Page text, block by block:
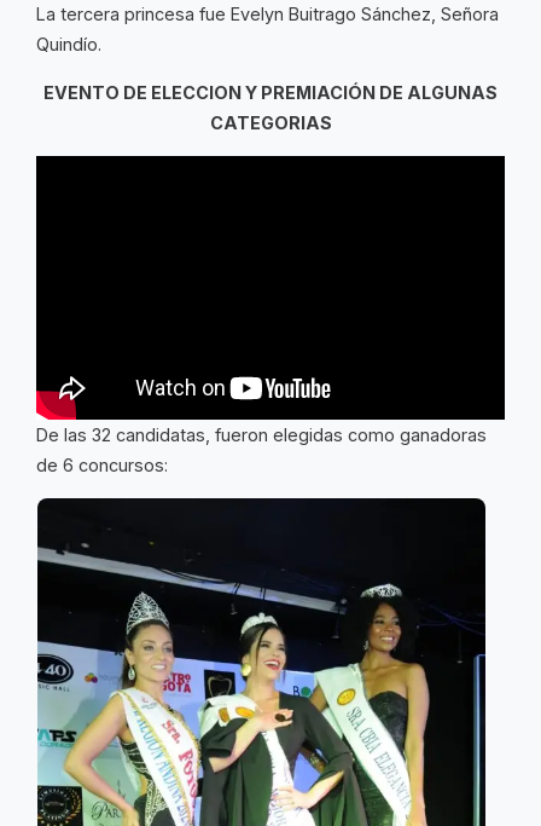
La tercera princesa fue Evelyn Buitrago Sánchez, Señora
Quindío.
EVENTO DE ELECCION Y PREMIACIÓN DE ALGUNAS
CATEGORIAS
De las 32 candidatas, fueron elegidas como ganadoras
de 6 concursos: